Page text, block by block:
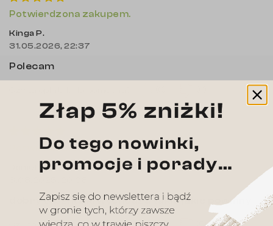
Potwierdzona zakupem.
Kinga P.
31.05.2026, 22:37
Polecam
Potwierdzona zakupem.
Daniel L.
dobry tusz, kalki wychodza takie jakie powinny
(0) (0)